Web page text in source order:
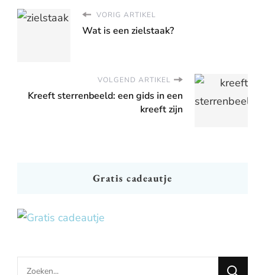
VORIG ARTIKEL
Wat is een zielstaak?
VOLGEND ARTIKEL
Kreeft sterrenbeeld: een gids in een
kreeft zijn
Gratis cadeautje
Looking